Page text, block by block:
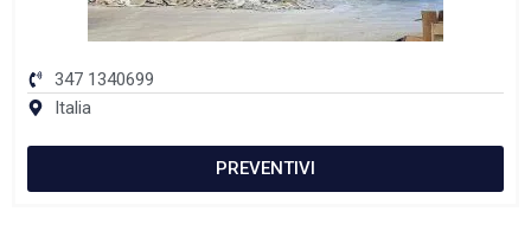
347 1340699
Italia
PREVENTIVI